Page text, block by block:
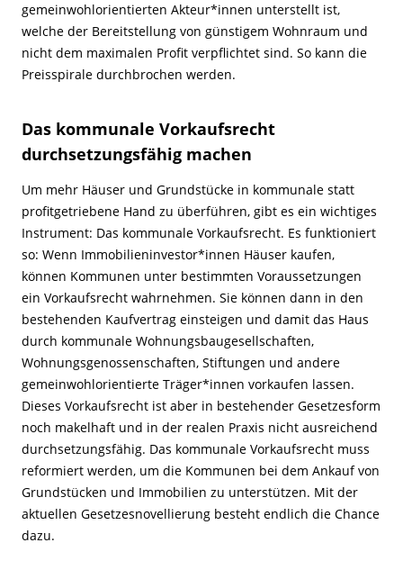
gemeinwohlorientierten Akteur*innen unterstellt ist,
welche der Bereitstellung von günstigem Wohnraum und
nicht dem maximalen Profit verpflichtet sind. So kann die
Preisspirale durchbrochen werden.
Das kommunale Vorkaufsrecht
durchsetzungsfähig machen
Um mehr Häuser und Grundstücke in kommunale statt
profitgetriebene Hand zu überführen, gibt es ein wichtiges
Instrument: Das kommunale Vorkaufsrecht. Es funktioniert
so: Wenn Immobilieninvestor*innen Häuser kaufen,
können Kommunen unter bestimmten Voraussetzungen
ein Vorkaufsrecht wahrnehmen. Sie können dann in den
bestehenden Kaufvertrag einsteigen und damit das Haus
durch kommunale Wohnungsbaugesellschaften,
Wohnungsgenossenschaften, Stiftungen und andere
gemeinwohlorientierte Träger*innen vorkaufen lassen.
Dieses Vorkaufsrecht ist aber in bestehender Gesetzesform
noch makelhaft und in der realen Praxis nicht ausreichend
durchsetzungsfähig. Das kommunale Vorkaufsrecht muss
reformiert werden, um die Kommunen bei dem Ankauf von
Grundstücken und Immobilien zu unterstützen. Mit der
aktuellen Gesetzesnovellierung besteht endlich die Chance
dazu.